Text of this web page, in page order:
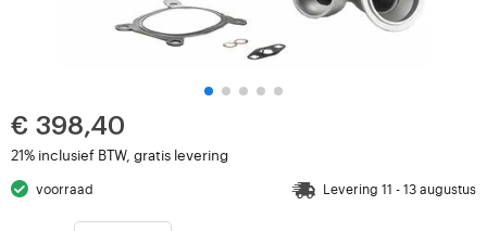
€ 398,40
21% inclusief BTW, gratis levering
voorraad Levering 11 - 13 augustus